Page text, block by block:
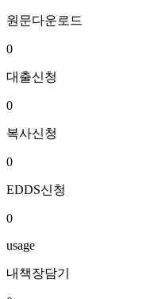
원문다운로드
0
대출신청
0
복사신청
0
EDDS신청
0
usage
내책장담기